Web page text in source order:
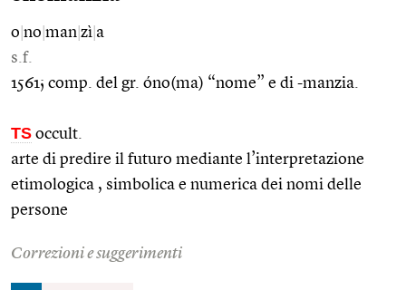
o no man zì a
s.f.
1561; comp. del gr. óno(ma) “nome” e di -manzia.
TS occult.
arte di predire il futuro mediante l’interpretazione
etimologica , simbolica e numerica dei nomi delle
persone
Correzioni e suggerimenti